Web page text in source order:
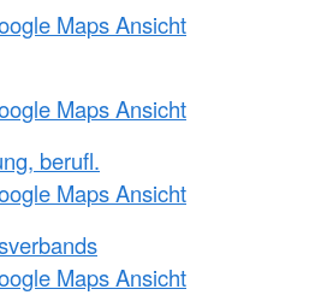
Maps Ansicht
Maps Ansicht
berufl.
Maps Ansicht
Maps Ansicht